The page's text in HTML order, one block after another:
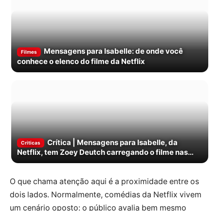
Filmes
Mensagens para Isabelle: de onde você
conhece o elenco do filme da Netflix
Criticas
Crítica | Mensagens para Isabelle, da
Netflix, tem Zoey Deutch carregando o filme nas
costas
O que chama atenção aqui é a proximidade entre os
dois lados. Normalmente, comédias da Netflix vivem
um cenário oposto: o público avalia bem mesmo